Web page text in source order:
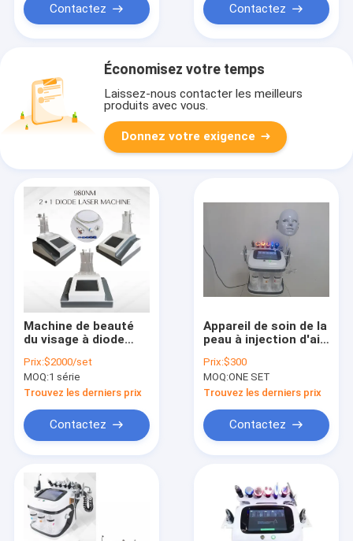
Contactez Contactez
Économisez votre temps
Laissez-nous contacter les meilleurs
produits avec vous.
Donnez votre exigence
Machine de beauté
du visage à diode
980nm pour l'
élimination des
veines vasculaires du
visage
Prix:$2000/set
MOQ:1 série
Trouvez les derniers prix
Contactez
Appareil de soin de la
peau à injection d'air
rechargeable
Prix:$300
MOQ:ONE SET
Trouvez les derniers prix
Contactez